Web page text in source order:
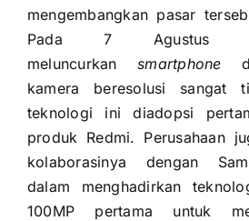
mengembangkan pasar
Pada 7 Agustus
meluncurkansmartphone
kamera beresolusi sangat
teknologi ini diadopsi
produk Redmi. Perusahaan
kolaborasinya dengan
dalam menghadirkan
100MP pertama untuk